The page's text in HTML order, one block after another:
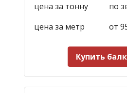
цена за тонну
по
цена за метр
от
Купить